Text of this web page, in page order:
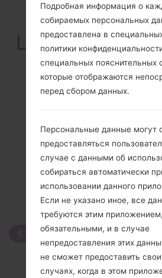
Подробная информация о
собираемых персональных
предоставлена в
политики
специальных пояснительных
которые отображаются
перед сбором данных.
Персональные данные могут
предоставляться
случае с данными об
собираться автоматически
использовании данного
Если не указано иное, все
требуются этим
обязательными, и в случае
непредоставления этих
не сможет предоставить
случаях, когда в этом